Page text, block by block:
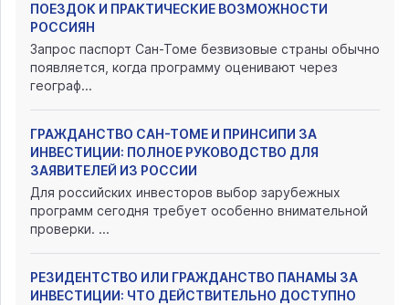
ПОЕЗДОК И ПРАКТИЧЕСКИЕ ВОЗМОЖНОСТИ
РОССИЯН
Запрос паспорт Сан-Томе безвизовые страны обычно
появляется, когда программу оценивают через
географ...
ГРАЖДАНСТВО САН-ТОМЕ И ПРИНСИПИ ЗА
ИНВЕСТИЦИИ: ПОЛНОЕ РУКОВОДСТВО ДЛЯ
ЗАЯВИТЕЛЕЙ ИЗ РОССИИ
Для российских инвесторов выбор зарубежных
программ сегодня требует особенно внимательной
проверки. ...
РЕЗИДЕНТСТВО ИЛИ ГРАЖДАНСТВО ПАНАМЫ ЗА
ИНВЕСТИЦИИ: ЧТО ДЕЙСТВИТЕЛЬНО ДОСТУПНО